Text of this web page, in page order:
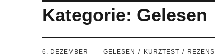
Kategorie: Gelesen
6. DEZEMBER
GELESEN KURZTEST